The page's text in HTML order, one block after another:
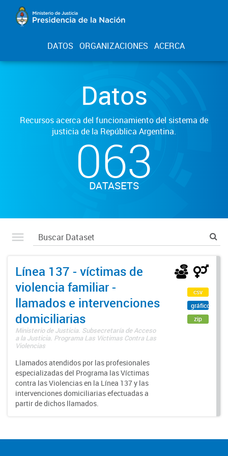
DATOS ORGANIZACIONES ACERCA
Datos
Recursos acerca del funcionamiento del sistema de
justicia de la República Argentina.
063
DATASETS
Línea 137 - víctimas de
violencia familiar -
llamados e intervenciones
domiciliarias
Ministerio de Justicia. Subsecretaría de Acceso
a la Justicia. Programa Las Víctimas Contra Las
Violencias
Llamados atendidos por las profesionales
especializadas del Programa las Víctimas
contra las Violencias en la Línea 137 y las
intervenciones domiciliarias efectuadas a
partir de dichos llamados.
csv
gráfico
zip